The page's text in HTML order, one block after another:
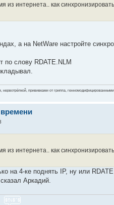
из интернета.. как
а на NetWare настройте
по слову RDATE.NLM
нервотрёпкой, прививками от гриппа,
из интернета.. как
на 4-ке поднять IP, ну или
Аркадий.